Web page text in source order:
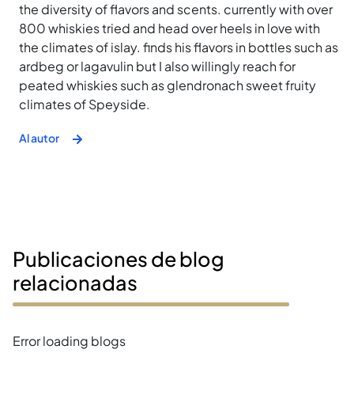
the diversity of flavors and scents. currently with over
800 whiskies tried and head over heels in love with
the climates of islay. finds his flavors in bottles such as
ardbeg or lagavulin but I also willingly reach for
peated whiskies such as glendronach sweet fruity
climates of Speyside.
Al autor
Publicaciones de blog
relacionadas
Error loading blogs